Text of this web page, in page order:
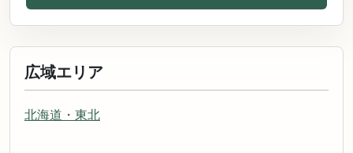
広域エリア
北海道・東北